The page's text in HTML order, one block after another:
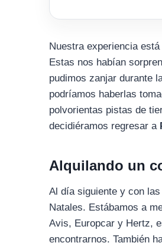
Nuestra experiencia
Estas nos habían
pudimos zanjar durante
podríamos haberlas
polvorientas pistas de
decidiéramos regresar a
Alquilando un
Al día siguiente y con
Natales. Estábamos a
Avis, Europcar y Hertz,
encontrarnos. También